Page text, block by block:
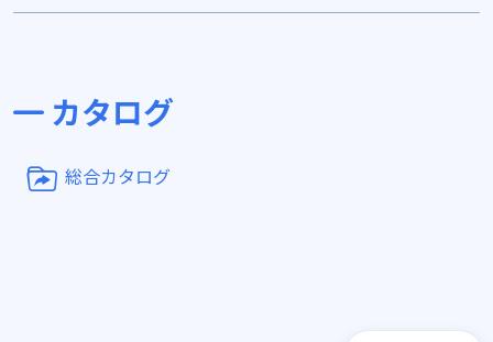
カタログ
総合カタログ